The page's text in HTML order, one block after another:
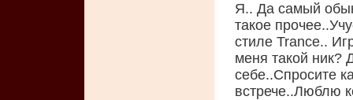
Я.. Да самый
такое
стиле Trance..
меня такой ник?
себе..Спросите
встрече..Люблю